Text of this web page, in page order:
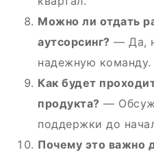
Можно ли отдать
аутсорсинг? — Да,
надежную команду.
Как будет
продукта? —
поддержки до
Почему это важно